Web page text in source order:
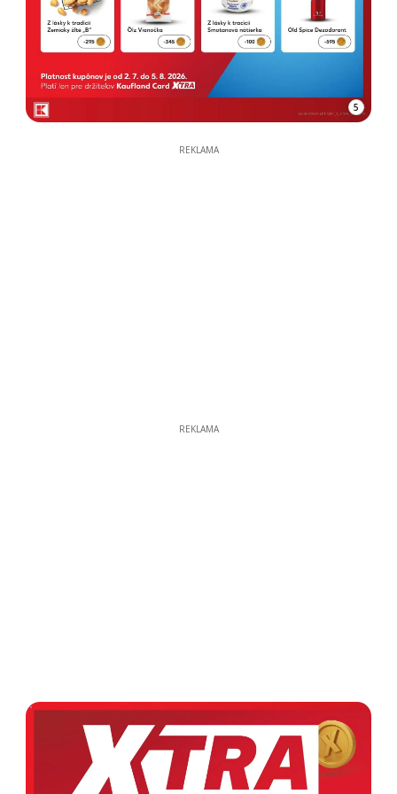
5
REKLAMA
REKLAMA